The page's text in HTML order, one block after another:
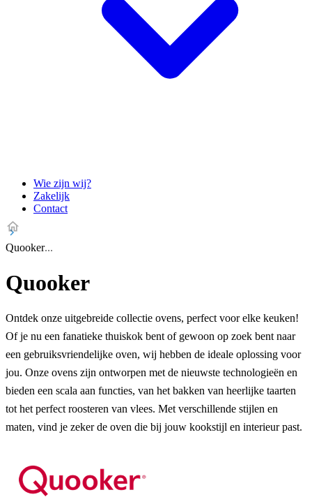
Wie zijn wij?
Zakelijk
Contact
Quooker
Quooker
Ontdek onze uitgebreide collectie ovens, perfect voor elke keuken!
Of je nu een fanatieke thuiskok bent of gewoon op zoek bent naar
een gebruiksvriendelijke oven, wij hebben de ideale oplossing voor
jou. Onze ovens zijn ontworpen met de nieuwste technologieën en
bieden een scala aan functies, van het bakken van heerlijke taarten
tot het perfect roosteren van vlees. Met verschillende stijlen en
maten, vind je zeker de oven die bij jouw kookstijl en interieur past.